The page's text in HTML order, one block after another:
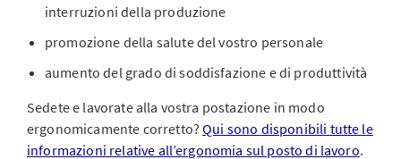
interruzioni della produzione
promozione della salute del vostro personale
aumento del grado di soddisfazione e di produttività
Sedete e lavorate alla vostra postazione in modo
ergonomicamente corretto?Qui sono disponibili tutte le
informazioni relative all’ergonomia sul posto di lavoro.